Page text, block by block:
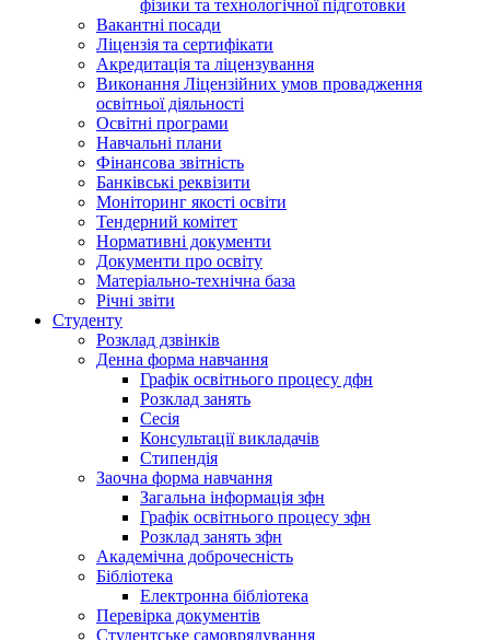
фізики та технологічної підготовки
Вакантні посади
Ліцензія та сертифікати
Акредитація та ліцензування
Виконання Ліцензійних умов провадження
освітньої діяльності
Освітні програми
Навчальні плани
Фінансова звітність
Банківські реквізити
Моніторинг якості освіти
Тендерний комітет
Нормативні документи
Документи про освіту
Матеріально-технічна база
Річні звіти
Студенту
Розклад дзвінків
Денна форма навчання
Графік освітнього процесу дфн
Розклад занять
Сесія
Консультації викладачів
Стипендія
Заочна форма навчання
Загальна інформація зфн
Графік освітнього процесу зфн
Розклад занять зфн
Академічна доброчесність
Бібліотека
Електронна бібліотека
Перевірка документів
Студентське самоврядування